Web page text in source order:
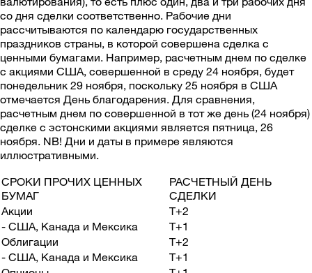
со дня сделки соответственно. Рабочие дни
рассчитываются по календарю государственных
праздников страны, в которой совершена сделка с
ценными бумагами. Например, расчетным днем по сделке
с акциями США, совершенной в среду 24 ноября, будет
понедельник 29 ноября, поскольку 25 ноября в США
отмечается День благодарения. Для сравнения,
расчетным днем по совершенной в тот же день (24 ноября)
сделке с эстонскими акциями является пятница, 26
ноября. NB! Дни и даты в примере являются
иллюстративными.
СРОКИ ПРОЧИХ ЦЕННЫХ
БУМАГ
РАСЧЕТНЫЙ ДЕНЬ
СДЕЛКИ
Акции
T+2
- США, Канада и Мексика
T+1
Облигации
T+2
- США, Канада и Мексика
T+1